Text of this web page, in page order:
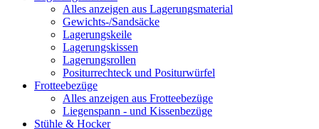
Alles anzeigen aus Lagerungsmaterial
Gewichts-/Sandsäcke
Lagerungskeile
Lagerungskissen
Lagerungsrollen
Positurrechteck und Positurwürfel
Frotteebezüge
Alles anzeigen aus Frotteebezüge
Liegenspann - und Kissenbezüge
Stühle & Hocker